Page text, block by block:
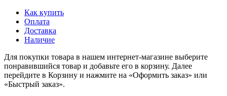
Как купить
Оплата
Доставка
Наличие
Для покупки товара в нашем интернет-магазине выберите
понравившийся товар и добавьте его в корзину. Далее
перейдите в Корзину и нажмите на «Оформить заказ» или
«Быстрый заказ».